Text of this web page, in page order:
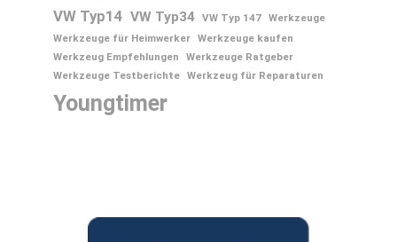
VW Typ14 VW Typ34 VW Typ 147 Werkzeuge
Werkzeuge für Heimwerker Werkzeuge kaufen
Werkzeug Empfehlungen
Werkzeuge Ratgeber
Werkzeuge Testberichte Werkzeug für Reparaturen
Youngtimer